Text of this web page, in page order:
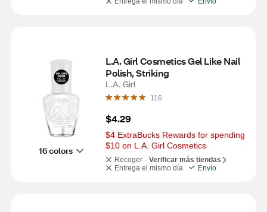
16 colors
L.A. Girl Cosmetics Gel Like Nail
Polish, Striking
L.A. Girl
116
$4.29
$4 ExtraBucks Rewards for spending
$10 on L.A. Girl Cosmetics
Recoger - Verificar más tiendas
Entrega el mismo día
Envío